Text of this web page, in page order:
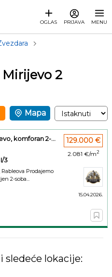
OGLAS PRIJAVA MENU
2
Mapa
komforan 2-...
I/3
Prodajemo
2-soba...
129.000 €
2.081 €/m2
15.04.2026.
sledeće lokacije: